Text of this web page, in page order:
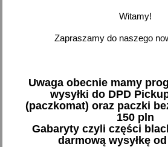
Czujnik temperatury
powietrza Daewoo Lanos
Dodaj
- +
Witamy!
Zapraszamy do naszego
Uwaga obecnie mamy
wysyłki do DPD
(paczkomat) oraz paczki
150 pln
Gabaryty czyli części
darmową wysyłkę